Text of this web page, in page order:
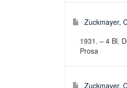
Zuckmayer,
1931. – 4 Bl.
Prosa
Zuckmayer,